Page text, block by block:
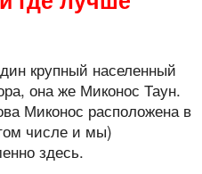
крупный населенный
она же Миконос Таун.
Миконос расположена в
числе и мы)
здесь.